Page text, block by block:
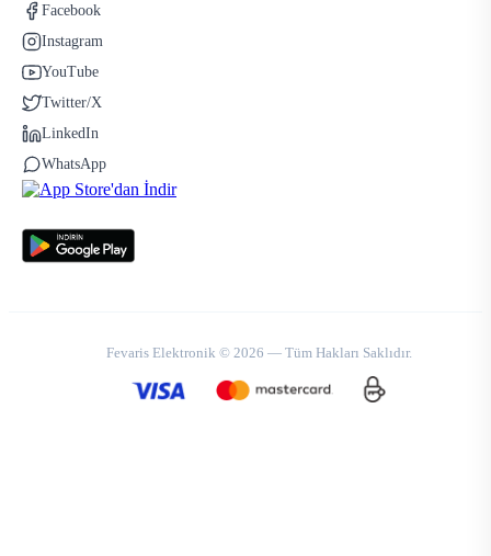
Facebook
Instagram
YouTube
Twitter/X
LinkedIn
WhatsApp
Fevaris Elektronik © 2026 — Tüm Hakları Saklıdır.